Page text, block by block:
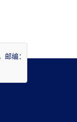
编：